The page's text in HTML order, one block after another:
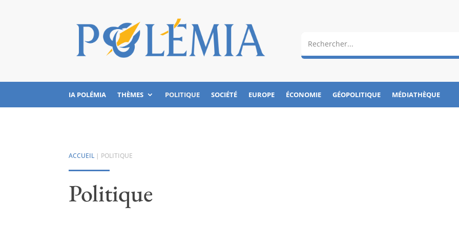
IA POLÉMIA THÈMES POLITIQUE SOCIÉTÉ EUROPE ÉCONOMIE GÉOPOLITIQUE MÉDIATHÈQUE
ACCUEIL | POLITIQUE
Politique